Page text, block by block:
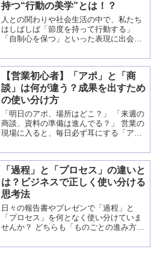
持つ“行動の美学”とは！？
人との関わりや社会生活の中で、私たち
はしばしば「節度を持って行動する」
「自制心を保つ」といった表現に出会い
る”という点では共通していますが、その
根底にある意味合いは大きく異なりま
す。 「節度」は、周囲...
【営業初心者】「アポ」と「商
談」は何が違う？成果を出すため
の使い分け方
「明日のアポ、場所はどこ？」 「来週の
商談、資料の準備は進んでる？」 営業の
現場に入ると、毎日必ず耳にする「ア
は、「え、どっちも『お客さんに会うこ
と』じゃないの？ 何が違うんだろ...
「過程」と「プロセス」の違いと
は？ビジネスで正しく使い分ける
思考法
日々の報告書やプレゼンで「過程」と
「プロセス」を何となく使い分けていま
せんか？ どちらも「ものごとの進み方」
なります。 この違いを意識せずに使う